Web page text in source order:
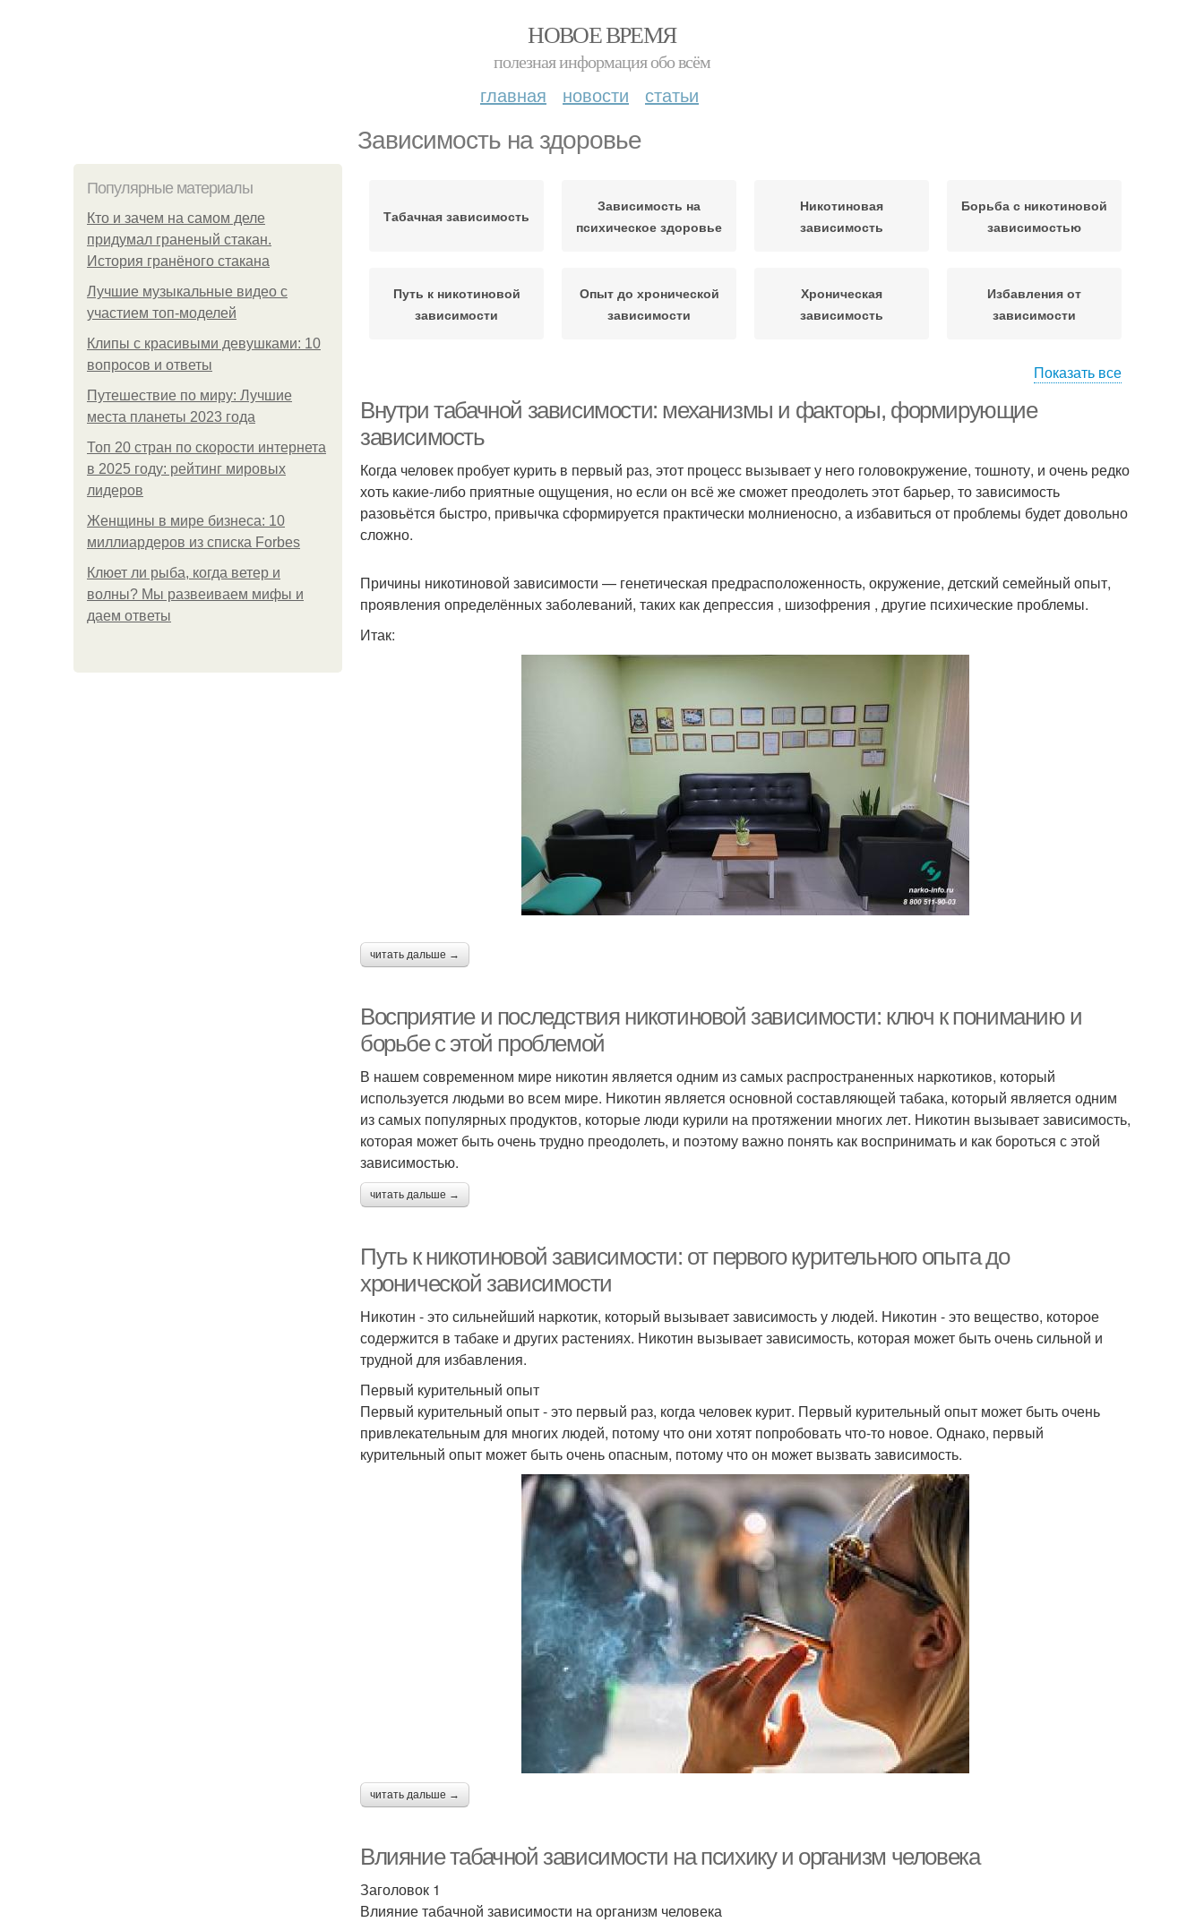
НОВОЕ ВРЕМЯ
полезная информация обо всём
главная новости статьи
Зависимость на здоровье
Популярные материалы
Кто и зачем на самом деле
придумал граненый стакан.
История гранёного стакана
Лучшие музыкальные видео с
участием топ-моделей
Клипы с красивыми девушками: 10
вопросов и ответы
Путешествие по миру: Лучшие
места планеты 2023 года
Топ 20 стран по скорости интернета
в 2025 году: рейтинг мировых
лидеров
Женщины в мире бизнеса: 10
миллиардеров из списка Forbes
Клюет ли рыба, когда ветер и
волны? Мы развеиваем мифы и
даем ответы
Табачная зависимость
Зависимость на
психическое здоровье
Никотиновая
зависимость
Борьба с никотиновой
зависимостью
Путь к никотиновой
зависимости
Опыт до хронической
зависимости
Хроническая
зависимость
Избавления от
зависимости
никотина
психику
зависимость
Физиологическая
зависимость
Человек при табачной
зависимости
Показать все
Внутри табачной зависимости: механизмы и факторы, формирующие
зависимость
Когда человек пробует курить в первый раз, этот процесс вызывает у него головокружение, тошноту, и очень редко
хоть какие-либо приятные ощущения, но если он всё же сможет преодолеть этот барьер, то зависимость
разовьётся быстро, привычка сформируется практически молниеносно, а избавиться от проблемы будет довольно
сложно.
Причины никотиновой зависимости — генетическая предрасположенность, окружение, детский семейный опыт,
проявления определённых заболеваний, таких как депрессия , шизофрения , другие психические проблемы.
Итак:
читать дальше →
Восприятие и последствия никотиновой зависимости: ключ к пониманию и
борьбе с этой проблемой
В нашем современном мире никотин является одним из самых распространенных наркотиков, который
используется людьми во всем мире. Никотин является основной составляющей табака, который является одним
из самых популярных продуктов, которые люди курили на протяжении многих лет. Никотин вызывает зависимость,
которая может быть очень трудно преодолеть, и поэтому важно понять как воспринимать и как бороться с этой
зависимостью.
читать дальше →
Путь к никотиновой зависимости: от первого курительного опыта до
хронической зависимости
Никотин - это сильнейший наркотик, который вызывает зависимость у людей. Никотин - это вещество, которое
содержится в табаке и других растениях. Никотин вызывает зависимость, которая может быть очень сильной и
трудной для избавления.
Первый курительный опыт
Первый курительный опыт - это первый раз, когда человек курит. Первый курительный опыт может быть очень
привлекательным для многих людей, потому что они хотят попробовать что-то новое. Однако, первый
курительный опыт может быть очень опасным, потому что он может вызвать зависимость.
читать дальше →
Влияние табачной зависимости на психику и организм человека
Заголовок 1
Влияние табачной зависимости на организм человека